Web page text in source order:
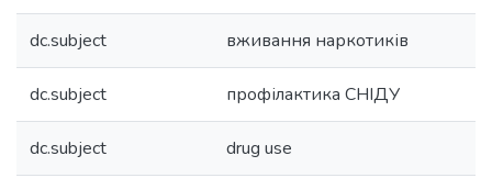
dc.subject вживання наркотиків
dc.subject профілактика СНІДУ
dc.subject drug use